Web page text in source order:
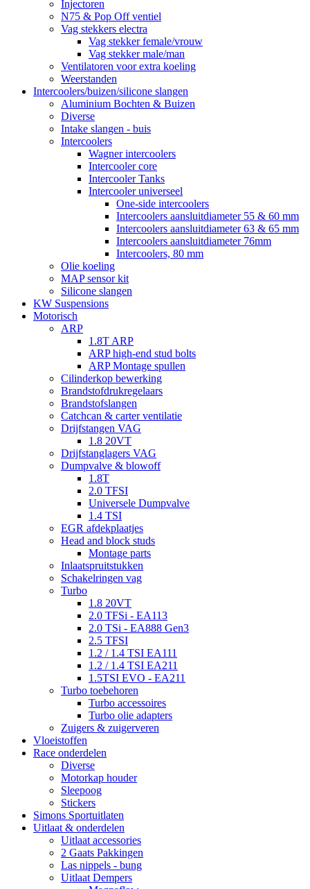
Injectoren
N75 & Pop Off ventiel
Vag stekkers electra
Vag stekker female/vrouw
Vag stekker male/man
Ventilatoren voor extra koeling
Weerstanden
Intercoolers/buizen/silicone slangen
Aluminium Bochten & Buizen
Diverse
Intake slangen - buis
Intercoolers
Wagner intercoolers
Intercooler core
Intercooler Tanks
Intercooler universeel
One-side intercoolers
Intercoolers aansluitdiameter 55 & 60 mm
Intercoolers aansluitdiameter 63 & 65 mm
Intercoolers aansluitdiameter 76mm
Intercoolers, 80 mm
Olie koeling
MAP sensor kit
Silicone slangen
KW Suspensions
Motorisch
ARP
1.8T ARP
ARP high-end stud bolts
ARP Montage spullen
Cilinderkop bewerking
Brandstofdrukregelaars
Brandstofslangen
Catchcan & carter ventilatie
Drijfstangen VAG
1.8 20VT
Drijfstanglagers VAG
Dumpvalve & blowoff
1.8T
2.0 TFSI
Universele Dumpvalve
1.4 TSI
EGR afdekplaatjes
Head and block studs
Montage parts
Inlaatspruitstukken
Schakelringen vag
Turbo
1.8 20VT
2.0 TFSi - EA113
2.0 TSi - EA888 Gen3
2.5 TFSI
1.2 / 1.4 TSI EA111
1.2 / 1.4 TSI EA211
1.5TSI EVO - EA211
Turbo toebehoren
Turbo accessoires
Turbo olie adapters
Zuigers & zuigerveren
Vloeistoffen
Race onderdelen
Diverse
Motorkap houder
Sleepoog
Stickers
Simons Sportuitlaten
Uitlaat & onderdelen
Uitlaat accessories
2 Gaats Pakkingen
Las nippels - bung
Uitlaat Dempers